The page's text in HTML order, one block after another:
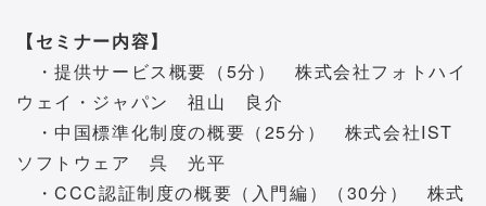
【セミナー内容】
・提供サービス概要（5分） 株式会社フォトハイ
ウェイ・ジャパン 祖山 良介
・中国標準化制度の概要（25分） 株式会社IST
ソフトウェア 呉 光平
・CCC認証制度の概要（入門編）（30分） 株式